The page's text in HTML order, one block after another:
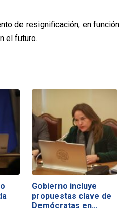
de resignificación, en función
el futuro.
Gobierno incluye
propuestas clave de
Demócratas en…